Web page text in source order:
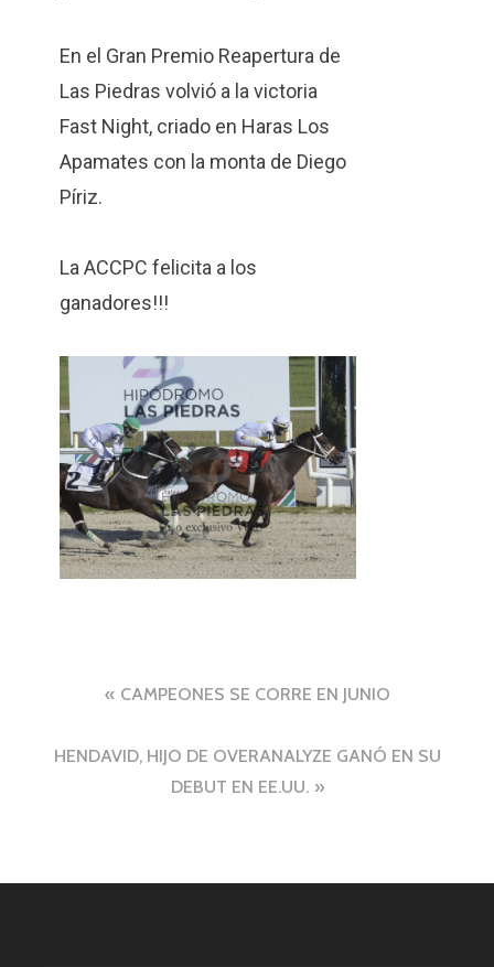
En el Gran Premio Reapertura de
Las Piedras volvió a la victoria
Fast Night, criado en Haras Los
Apamates con la monta de Diego
Píriz.
La ACCPC felicita a los
ganadores!!!
Navegación
de
entradas
CAMPEONES SE CORRE EN JUNIO
HENDAVID, HIJO DE OVERANALYZE GANÓ EN SU
DEBUT EN EE.UU.